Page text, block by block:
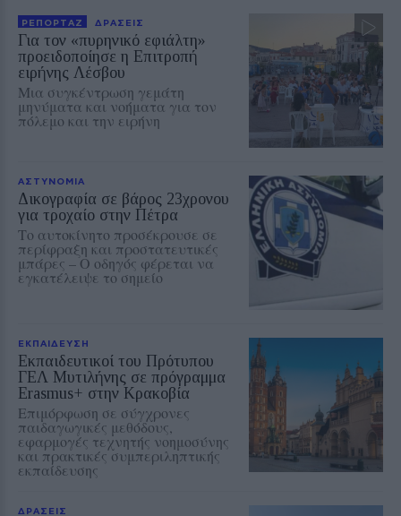
ΡΕΠΟΡΤΑΖ ΔΡΑΣΕΙΣ
Για τον «πυρηνικό εφιάλτη»
προειδοποίησε η Επιτροπή
ειρήνης Λέσβου
Μια συγκέντρωση γεμάτη
μηνύματα και νοήματα για τον
πόλεμο και την ειρήνη
ΑΣΤΥΝΟΜΙΑ
Δικογραφία σε βάρος 23χρονου
για τροχαίο στην Πέτρα
Το αυτοκίνητο προσέκρουσε σε
περίφραξη και προστατευτικές
μπάρες – Ο οδηγός φέρεται να
εγκατέλειψε το σημείο
ΕΚΠΑΙΔΕΥΣΗ
Εκπαιδευτικοί του Πρότυπου
ΓΕΛ Μυτιλήνης σε πρόγραμμα
Erasmus+ στην Κρακοβία
Επιμόρφωση σε σύγχρονες
παιδαγωγικές μεθόδους,
εφαρμογές τεχνητής νοημοσύνης
και πρακτικές συμπεριληπτικής
εκπαίδευσης
ΔΡΑΣΕΙΣ